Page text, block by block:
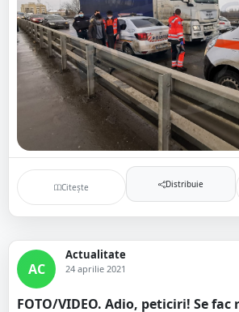
Citește Distribuie
AC
Actualitate
24 aprilie 2021
FOTO/VIDEO. Adio, peticiri! Se